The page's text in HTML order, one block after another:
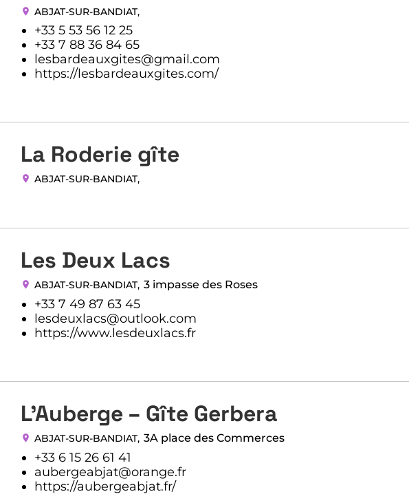
ABJAT-SUR-BANDIAT,
+33 5 53 56 12 25
+33 7 88 36 84 65
lesbardeauxgites@gmail.com
https://lesbardeauxgites.com/
La Roderie gîte
ABJAT-SUR-BANDIAT,
Les Deux Lacs
ABJAT-SUR-BANDIAT, 3 impasse des Roses
+33 7 49 87 63 45
lesdeuxlacs@outlook.com
https://www.lesdeuxlacs.fr
L’Auberge – Gîte Gerbera
ABJAT-SUR-BANDIAT, 3A place des Commerces
+33 6 15 26 61 41
aubergeabjat@orange.fr
https://aubergeabjat.fr/